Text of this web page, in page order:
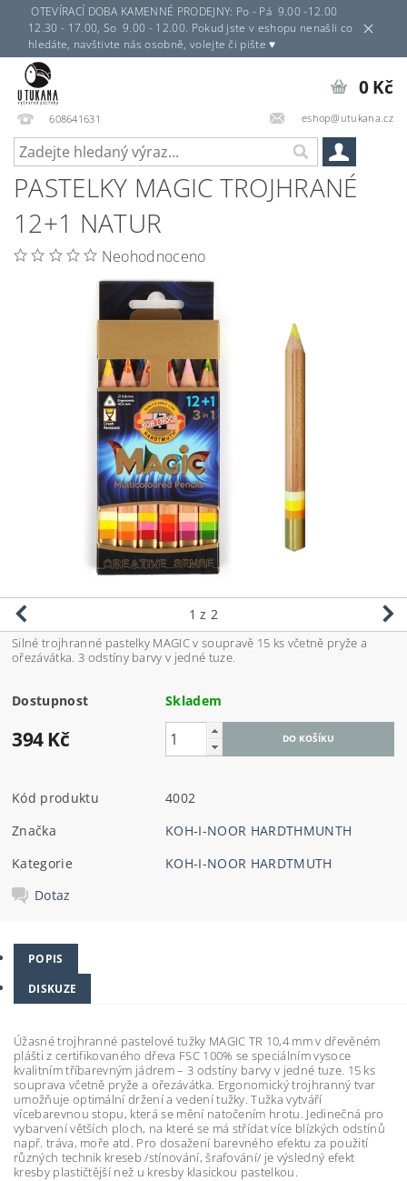
OTEVÍRACÍ DOBA KAMENNÉ PRODEJNY: Po - Pá 9.00 -12.00
12.30 - 17.00, So 9.00 - 12.00. Pokud jste v eshopu nenašli co
hledáte, navštivte nás osobně, volejte či pište ♥
608641631 eshop@utukana.cz
0 Kč
PASTELKY MAGIC TROJHRANÉ
12+1 NATUR
Neohodnoceno
1 z 2
Silné trojhranné pastelky MAGIC v soupravě 15 ks včetně pryže a
ořezávátka. 3 odstíny barvy v jedné tuze.
Dostupnost Skladem
394 Kč
Kód produktu
4002
Značka
KOH-I-NOOR HARDTHMUNTH
Kategorie
KOH-I-NOOR HARDTMUTH
Dotaz
POPIS
DISKUZE
Úžasné trojhranné pastelové tužky MAGIC TR 10,4 mm v dřevěném
plášti z certifikovaného dřeva FSC 100% se speciálním vysoce
kvalitním tříbarevným jádrem – 3 odstíny barvy v jedné tuze. 15 ks
souprava včetně pryže a ořezávátka. Ergonomický trojhranný tvar
umožňuje optimální držení a vedení tužky. Tužka vytváří
vícebarevnou stopu, která se mění natočením hrotu. Jedinečná pro
vybarvení větších ploch, na které se má střídat více blízkých odstínů
např. tráva, moře atd. Pro dosažení barevného efektu za použití
různých technik kreseb /stínování, šrafování/ je výsledný efekt
kresby plastičtější než u kresby klasickou pastelkou.